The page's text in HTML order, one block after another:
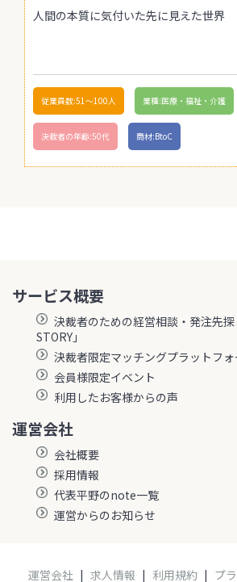
人間の本質に気付いた先に見えた世界
従業員数:51〜100人 業種:医療・福祉・介護
決裁者の年齢:50代 商材:BtoC
サービス概要
決裁者のための経営相談・発注先
STORY」
決裁者限定マッチングプラットフォ
会員様限定イベント
利用したお客様からの声
運営会社
会社概要
採用情報
代表平野のnote一覧
運営からのお知らせ
運営会社 | 求人情報 | 利用規約 | プ